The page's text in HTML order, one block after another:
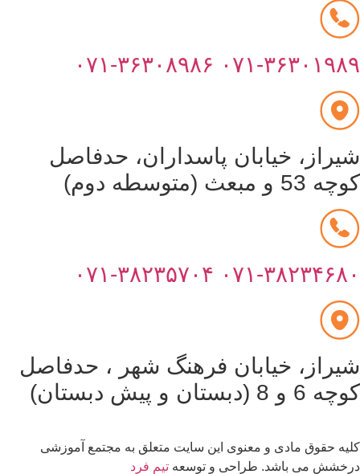
۳۶۳۰۱۹۸۹ ۰۷۱-۳۶۳۰۸۹۸۶
خیابان پاسداران، حدفاصل
و مبعث (متوسطه دوم)
۳۸۲۳۴۶۸۰ ۰۷۱-۳۸۲۳۵۷۰۴
خیابان فرهنگ شهر ، حدفاصل
8 (دبستان و پیش دبستان)
حقوق مادی و معنوی این سایت متعلق به مجتمع آموزشی
می باشد. طراحی و توسعهتیم فرد